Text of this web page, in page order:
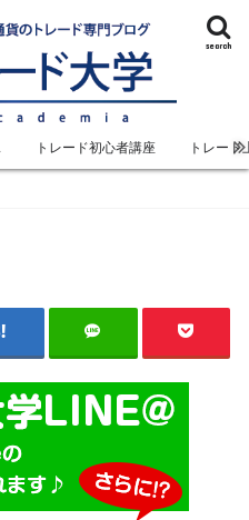
search
トレード初心者講座 トレード